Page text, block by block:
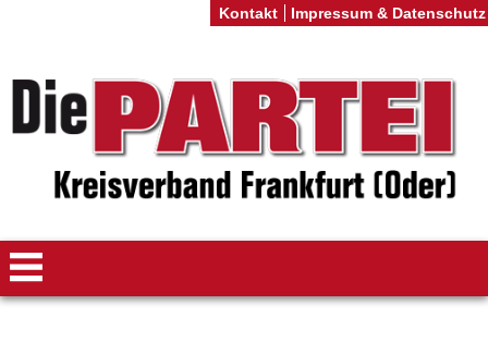
Kontakt Impressum & Datenschutz